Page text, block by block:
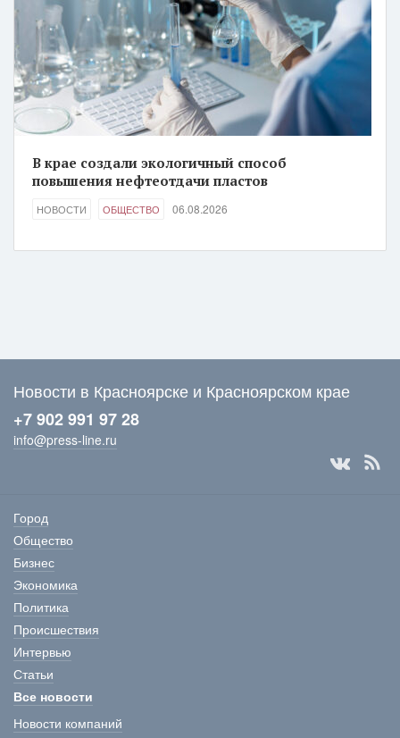
В крае создали экологичный способ
повышения нефтеотдачи пластов
НОВОСТИ ОБЩЕСТВО 06.08.2026
Новости в Красноярске и Красноярском крае
+7 902 991 97 28
info@press-line.ru
Город
Общество
Бизнес
Экономика
Политика
Происшествия
Интервью
Статьи
Все новости
Новости компаний